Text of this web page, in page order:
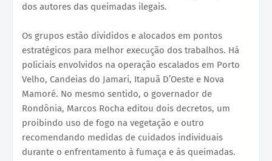
dos autores das queimadas ilegais.
Os grupos estão divididos e alocados em pontos
estratégicos para melhor execução dos trabalhos. Há
policiais envolvidos na operação escalados em Porto
Velho, Candeias do Jamari, Itapuã D’Oeste e Nova
Mamoré. No mesmo sentido, o governador de
Rondônia, Marcos Rocha editou dois decretos, um
proibindo uso de fogo na vegetação e outro
recomendando medidas de cuidados individuais
durante o enfrentamento à fumaça e às queimadas.